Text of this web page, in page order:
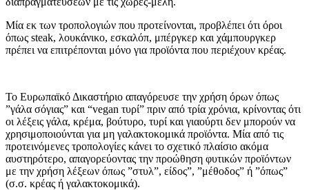
Μία εκ των τροπολογιών που προτείνονται, προβλέπει ότι όροι
όπως steak, λουκάνικο, εσκαλόπ, μπέργκερ και χάμπουργκερ
πρέπει να επιτρέπονται μόνο για προϊόντα που περιέχουν κρέας.
Το Ευρωπαϊκό Δικαστήριο απαγόρευσε την χρήση όρων όπως
”γάλα σόγιας” και “vegan τυρί” πριν από τρία χρόνια, κρίνοντας ότι
οι λέξεις γάλα, κρέμα, βούτυρο, τυρί και γιαούρτι δεν μπορούν να
χρησιμοποιούνται για μη γαλακτοκομικά προϊόντα. Μία από τις
προτεινόμενες τροπολογίες κάνει το σχετικό πλαίσιο ακόμα
αυστηρότερο, απαγορεύοντας την προώθηση φυτικών προϊόντων
με την χρήση λέξεων όπως ”στυλ”, είδος”, ”μέθοδος” ή ”όπως”
(σ.σ. κρέας ή γαλακτοκομικά).